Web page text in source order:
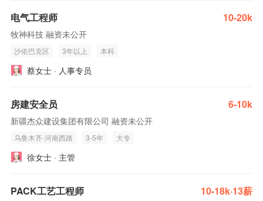
电气工程师 10-20k
牧神科技 融资未公开
沙依巴克区 3年以上 本科
蔡女士 · 人事专员
房建安全员 6-10k
新疆杰众建设集团有限公司 融资未公开
乌鲁木齐-河南西路 3-5年 大专
徐女士 · 主管
PACK工艺工程师 10-18k·13薪